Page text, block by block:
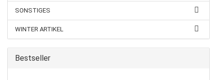
SONSTIGES
WINTER ARTIKEL
Bestseller